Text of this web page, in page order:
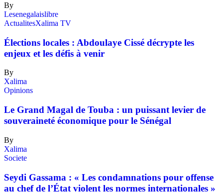
By
Lesenegalaislibre
ActualitesXalima TV
Élections locales : Abdoulaye Cissé décrypte les
enjeux et les défis à venir
By
Xalima
Opinions
Le Grand Magal de Touba : un puissant levier de
souveraineté économique pour le Sénégal
By
Xalima
Societe
Seydi Gassama : « Les condamnations pour offense
au chef de l’État violent les normes internationales »